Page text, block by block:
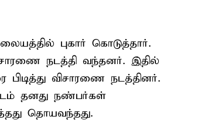
புகார் கொடுத்தார்.
நடத்தி வந்தனர். இ்தில்
விசாரணை நடத்தினர்.
தனது நண்பர்கள்
தொயவந்தது.